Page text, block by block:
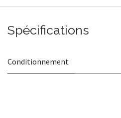
Spécifications
Conditionnement